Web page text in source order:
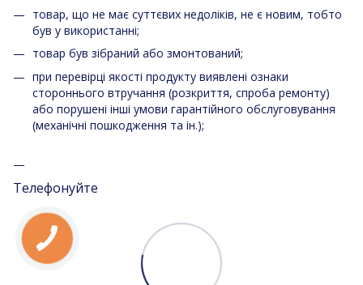
товар, що не має суттєвих недоліків, не є новим, тобто
був у використанні;
товар був зібраний або змонтований;
при перевірці якості продукту виявлені ознаки
стороннього втручання (розкриття, спроба ремонту)
або порушені інші умови гарантійного обслуговування
(механічні пошкодження та ін.);
Телефонуйте